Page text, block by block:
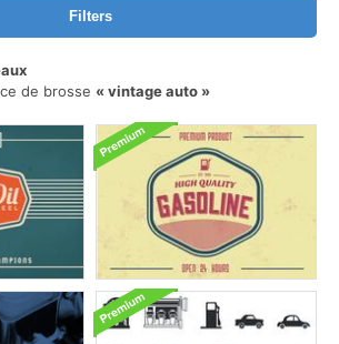
Filters
de brosse
vintage auto